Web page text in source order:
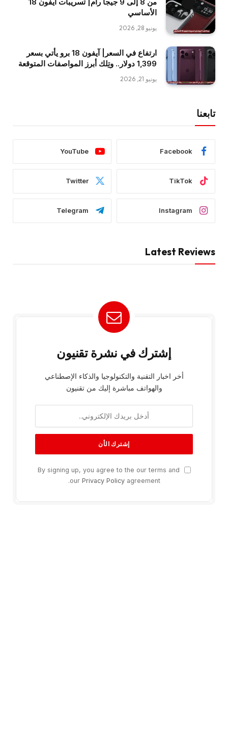
من 8 إلى 9 جيجا رام| تسريبات آيفون 18
الأساسي
يونيو 28, 2026
ارتفاع في السعر| آيفون 18 برو يأتي بسعر
1,399 دولار.. وتِلك أبرز المواصفات المتوقعة
يونيو 21, 2026
تابعنا
Facebook
YouTube
TikTok
Twitter
Instagram
Telegram
Latest Reviews
إشترك في نشرة تقنيون
أخر اخبار التقنية والتكنولوجيا والذكاء الإصطناعي
والهواتف مباشرة إليك من تقنيون
By signing up, you agree to the our terms and
our Privacy Policyagreement.